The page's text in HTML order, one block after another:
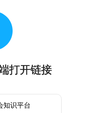
打开链接
知识平台